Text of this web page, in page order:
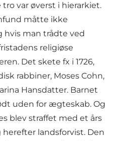
var øverst i hierarkiet.
måtte ikke
hvis man trådte ved
religiøse
Det skete fx i 1726,
rabbiner, Moses Cohn,
Hansdatter. Barnet
uden for ægteskab. Og
blev straffet med et års
herefter landsforvist. Den